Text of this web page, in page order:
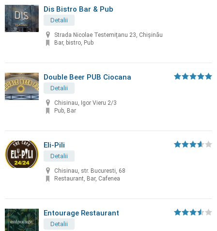
Dis Bistro Bar & Pub
Detalii
Strada Nicolae Testemițanu 23, Chișinău
Bar, bistro, Pub
Double Beer PUB Ciocana
Detalii
Chisinau, Igor Vieru 2/3
Pub, Bar
Eli-Pili
Detalii
Chisinau, str. Bucuresti, 68
Restaurant, Bar, Cafenea
Entourage Restaurant
Detalii